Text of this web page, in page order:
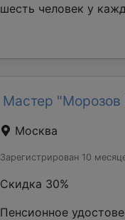
шесть человек у
Мастер "Морозов
Москва
Зарегистрирован 10
Скидка 30%
Пенсионное